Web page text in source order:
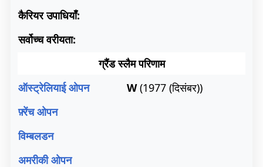
कैरियर उपाधियाँ:
सर्वोच्च वरीयता:
ग्रैंड स्लैम परिणाम
ऑस्ट्रेलियाई ओपन
W(1977 (दिसंबर))
फ़्रेंच ओपन
विम्बलडन
अमरीकी ओपन